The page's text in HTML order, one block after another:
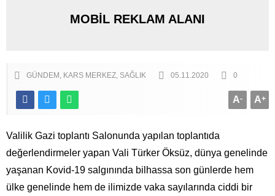
MOBİL REKLAM ALANI
GÜNDEM KARS MERKEZ SAĞLIK 05.11.2020 0
A+
A-
Valilik Gazi toplantı Salonunda yapılan toplantıda
değerlendirmeler yapan Vali Türker Öksüz, dünya genelinde
yaşanan Kovid-19 salgınında bilhassa son günlerde hem
ülke genelinde hem de ilimizde vaka sayılarında ciddi bir